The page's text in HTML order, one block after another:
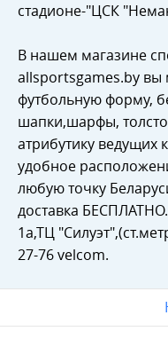
стадионе-"ЦСК
В нашем магазине
allsportsgames.by вы
футбольную форму,
шапки,шарфы,
атрибутику
удобное
любую точку
доставка
1а,ТЦ
27-76 velcom.